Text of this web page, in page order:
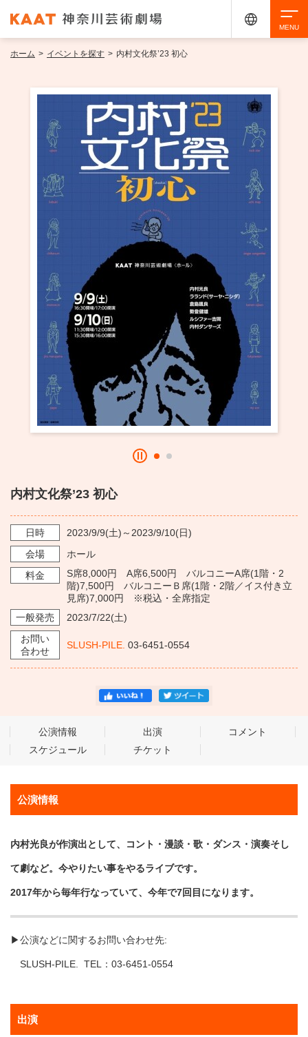
イベントを探す
・ イベント一覧
・ イベントカレンダー
ご来場案内
・ 館内サービス・アクセシビリティ
・ フロアマップ
・ レストラン/カフェ
・ 交通案内
・ よくある質問
施設を借りる
KAATについて
・ ミッション
・ 芸術監督
KAAT 神奈川芸術劇場
アクセシビリティ チケット購入 交通案内
ホーム > イベントを探す > 内村文化祭’23 初心
内村文化祭’23 初心
日時 2023/9/9(土)～ 2023/9/10(日)
会場
ホール
料金
S席8,000円 A席6,500円 バルコニーA席(1階・2
階)7,500円 バルコニーＢ席(1階・2階／イス付き立
見席)7,000円 ※税込・全席指定
一般発売
2023/7/22(土)
お問い
合わせ
SLUSH-PILE. 03-6451-0554
公演情報 出演
コメント
スケジュール
チケット
公演情報
内村光良が作演出として、コント・漫談・歌・ダンス・演奏そし
て劇など。今やりたい事をやるライブです。
2017年から毎年行なっていて、今年で7回目になります。
▶公演などに関するお問い合わせ先:
SLUSH-PILE. TEL：03-6451-0554
出演